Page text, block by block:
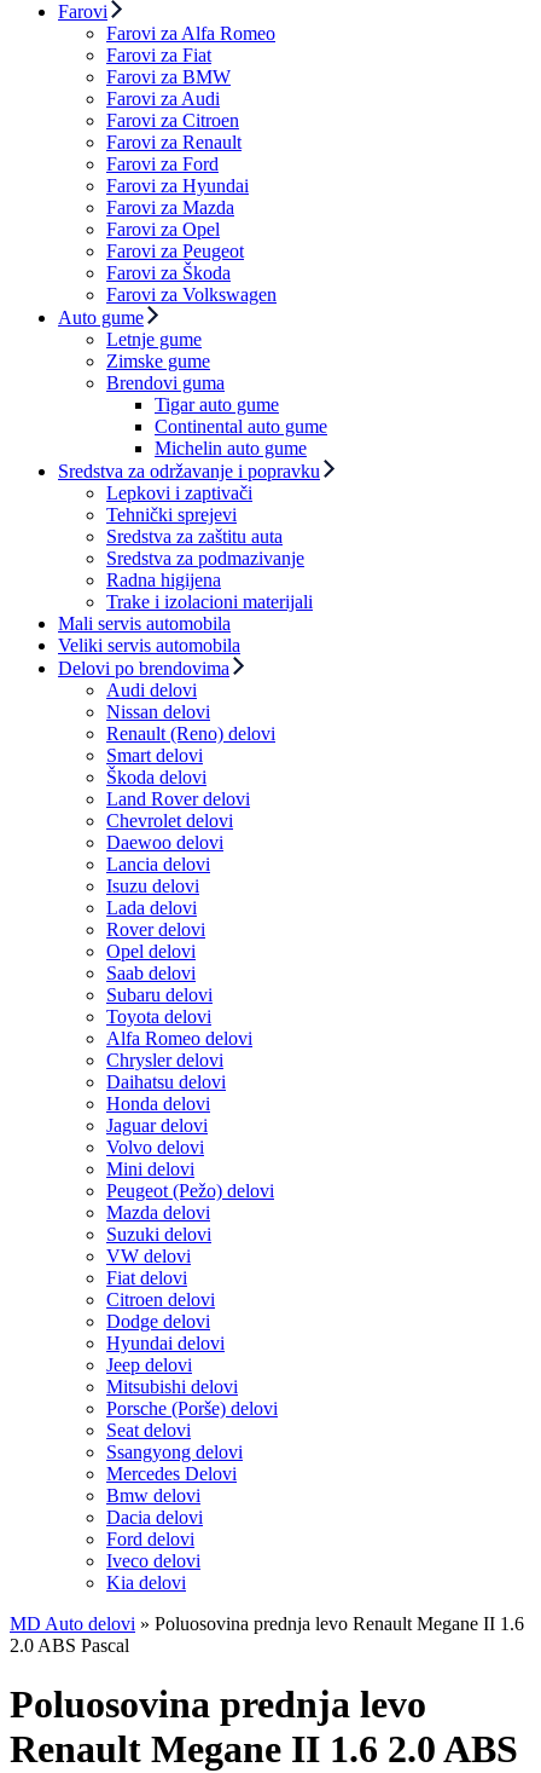
Farovi
Farovi za Alfa Romeo
Farovi za Fiat
Farovi za BMW
Farovi za Audi
Farovi za Citroen
Farovi za Renault
Farovi za Ford
Farovi za Hyundai
Farovi za Mazda
Farovi za Opel
Farovi za Peugeot
Farovi za Škoda
Farovi za Volkswagen
Auto gume
Letnje gume
Zimske gume
Brendovi guma
Tigar auto gume
Continental auto gume
Michelin auto gume
Sredstva za održavanje i popravku
Lepkovi i zaptivači
Tehnički sprejevi
Sredstva za zaštitu auta
Sredstva za podmazivanje
Radna higijena
Trake i izolacioni materijali
Mali servis automobila
Veliki servis automobila
Delovi po brendovima
Audi delovi
Nissan delovi
Renault (Reno) delovi
Smart delovi
Škoda delovi
Land Rover delovi
Chevrolet delovi
Daewoo delovi
Lancia delovi
Isuzu delovi
Lada delovi
Rover delovi
Opel delovi
Saab delovi
Subaru delovi
Toyota delovi
Alfa Romeo delovi
Chrysler delovi
Daihatsu delovi
Honda delovi
Jaguar delovi
Volvo delovi
Mini delovi
Peugeot (Pežo) delovi
Mazda delovi
Suzuki delovi
VW delovi
Fiat delovi
Citroen delovi
Dodge delovi
Hyundai delovi
Jeep delovi
Mitsubishi delovi
Porsche (Porše) delovi
Seat delovi
Ssangyong delovi
Mercedes Delovi
Bmw delovi
Dacia delovi
Ford delovi
Iveco delovi
Kia delovi
MD Auto delovi » Poluosovina prednja levo Renault Megane II 1.6
2.0 ABS Pascal
Poluosovina prednja levo
Renault Megane II 1.6 2.0 ABS